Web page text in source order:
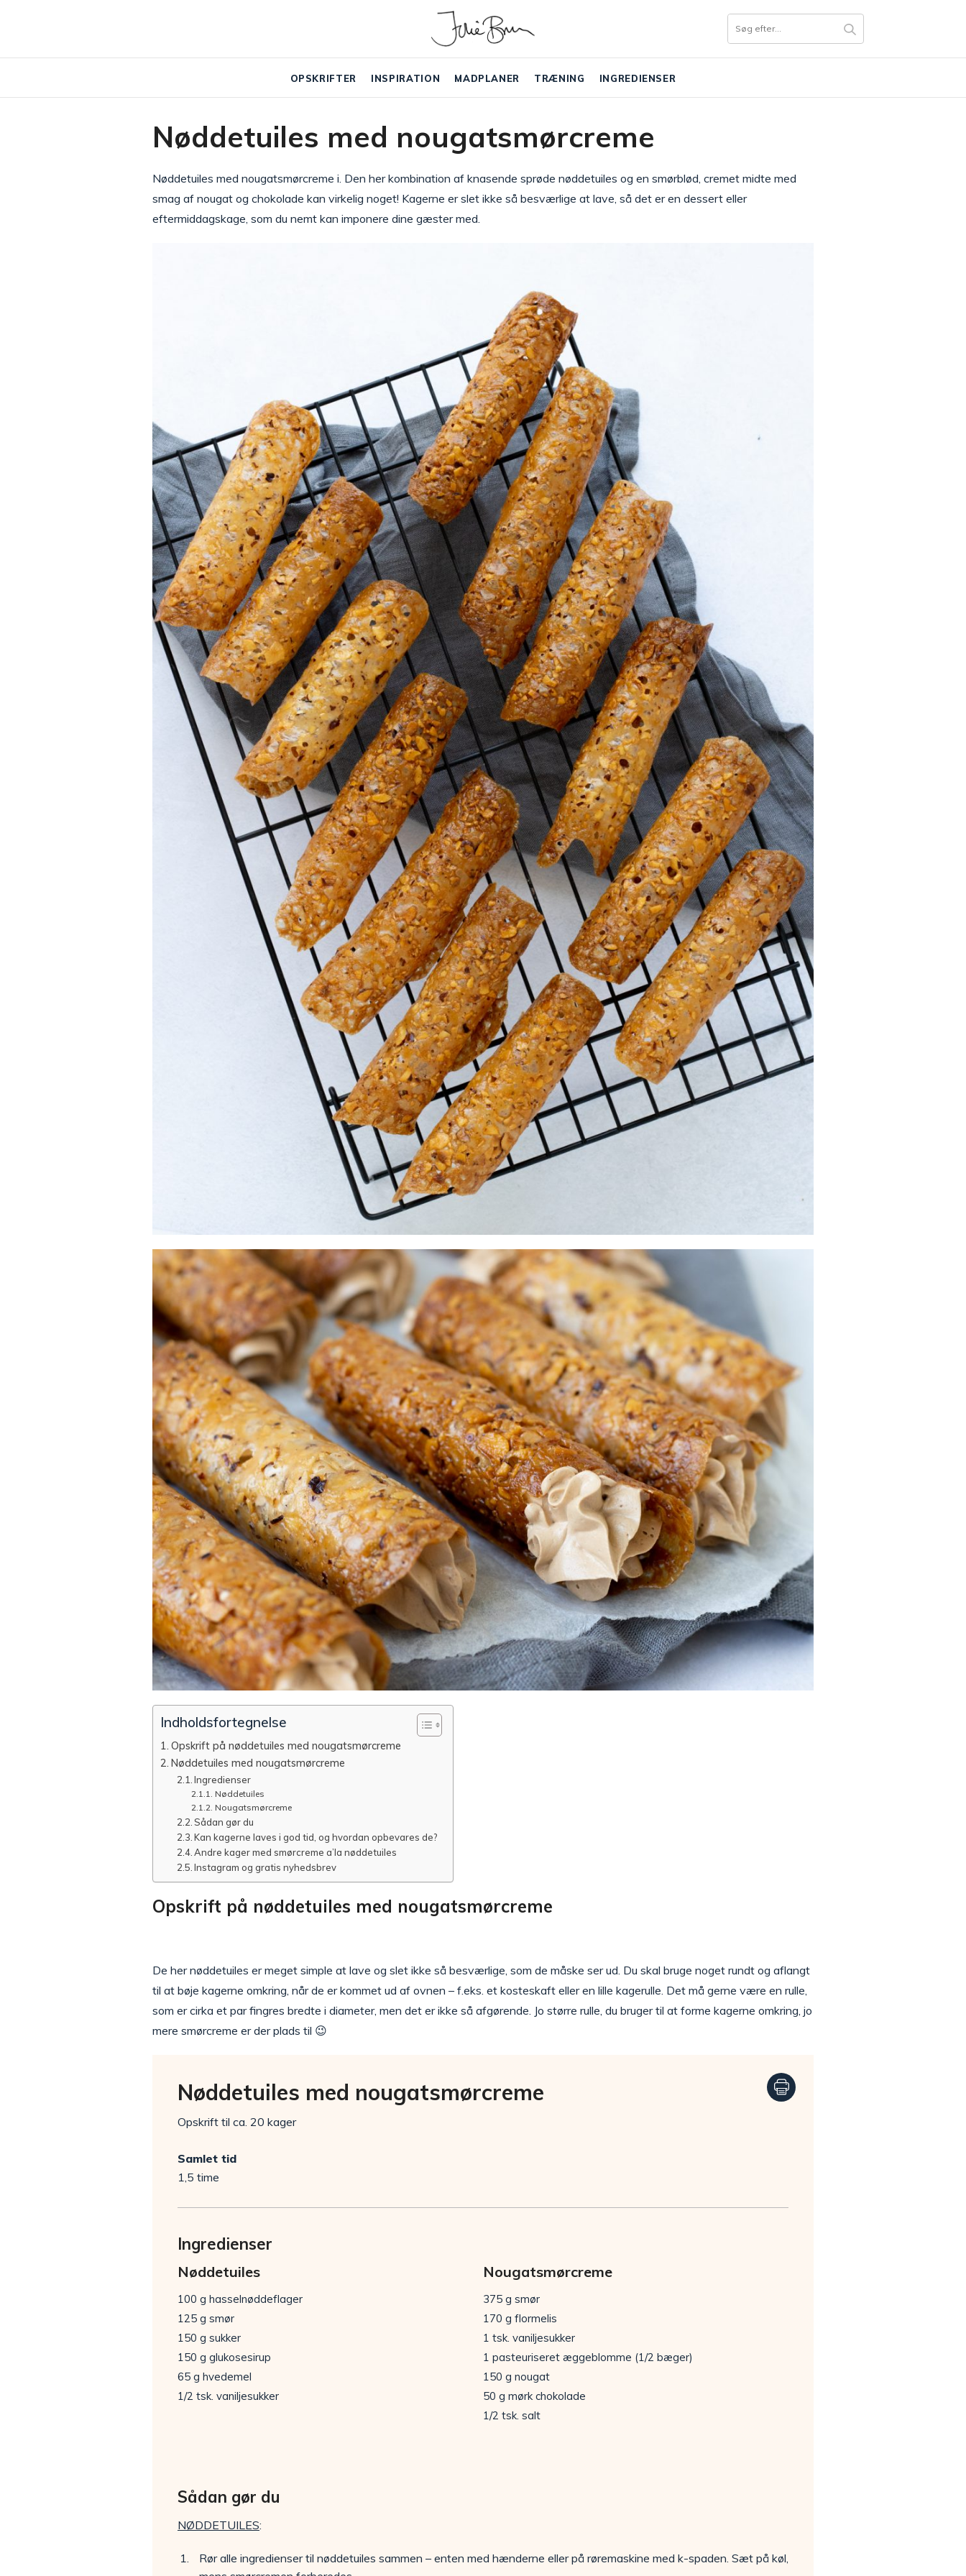
OPSKRIFTER INSPIRATION MADPLANER TRÆNING INGREDIENSER
Nøddetuiles med nougatsmørcreme
Nøddetuiles med nougatsmørcreme i. Den her kombination af knasende sprøde nøddetuiles og en smørblød, cremet midte med
smag af nougat og chokolade kan virkelig noget! Kagerne er slet ikke så besværlige at lave, så det er en dessert eller
eftermiddagskage, som du nemt kan imponere dine gæster med.
Indholdsfortegnelse
Opskrift på nøddetuiles med nougatsmørcreme
Nøddetuiles med nougatsmørcreme
Ingredienser
Nøddetuiles
Nougatsmørcreme
Sådan gør du
Kan kagerne laves i god tid, og hvordan opbevares de?
Andre kager med smørcreme a’la nøddetuiles
Instagram og gratis nyhedsbrev
Opskrift på nøddetuiles med nougatsmørcreme
De her nøddetuiles er meget simple at lave og slet ikke så besværlige, som de måske ser ud. Du skal bruge noget rundt og aflangt
til at bøje kagerne omkring, når de er kommet ud af ovnen – f.eks. et kosteskaft eller en lille kagerulle. Det må gerne være en rulle,
som er cirka et par fingres bredte i diameter, men det er ikke så afgørende. Jo større rulle, du bruger til at forme kagerne omkring, jo
mere smørcreme er der plads til 😉
Nøddetuiles med nougatsmørcreme
Opskrift til ca. 20 kager
Samlet tid
1,5 time
Ingredienser
Nøddetuiles
100 g hasselnøddeflager
125 g smør
150 g sukker
150 g glukosesirup
65 g hvedemel
1/2 tsk. vaniljesukker
Nougatsmørcreme
375 g smør
170 g flormelis
1 tsk. vaniljesukker
1 pasteuriseret æggeblomme (1/2 bæger)
150 g nougat
50 g mørk chokolade
1/2 tsk. salt
Sådan gør du
NØDDETUILES:
Rør alle ingredienser til nøddetuiles sammen – enten med hænderne eller på røremaskine med k-spaden. Sæt på køl,